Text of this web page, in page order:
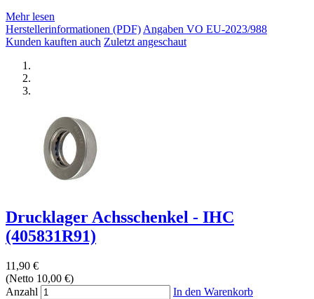
Mehr lesen
Herstellerinformationen (PDF)Angaben VO EU-2023/988
Kunden kauften auch Zuletzt angeschaut
Drucklager Achsschenkel - IHC
(405831R91)
11,90 €
(Netto 10,00 €)
Anzahl
In den Warenkorb